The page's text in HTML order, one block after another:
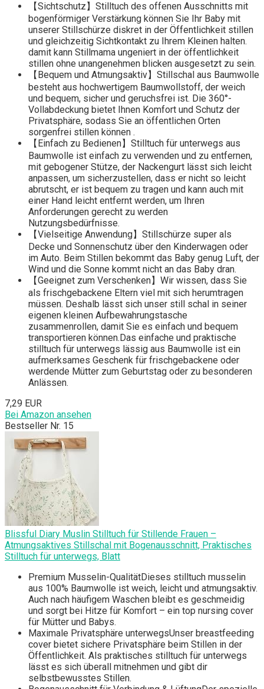
【Sichtschutz】Stilltuch des offenen Ausschnitts mit
bogenförmiger Verstärkung können Sie Ihr Baby mit
unserer Stillschürze diskret in der Öffentlichkeit stillen
und gleichzeitig Sichtkontakt zu Ihrem Kleinen halten.
damit kann Stillmama ungeniert in der öffentlichkeit
stillen ohne unangenehmen blicken ausgesetzt zu sein.
【Bequem und Atmungsaktiv】Stillschal aus Baumwolle
besteht aus hochwertigem Baumwollstoff, der weich
und bequem, sicher und geruchsfrei ist. Die 360°-
Vollabdeckung bietet Ihnen Komfort und Schutz der
Privatsphäre, sodass Sie an öffentlichen Orten
sorgenfrei stillen können .
【Einfach zu Bedienen】Stilltuch für unterwegs aus
Baumwolle ist einfach zu verwenden und zu entfernen,
mit gebogener Stütze, der Nackengurt lässt sich leicht
anpassen, um sicherzustellen, dass er nicht so leicht
abrutscht, er ist bequem zu tragen und kann auch mit
einer Hand leicht entfernt werden, um Ihren
Anforderungen gerecht zu werden
Nutzungsbedürfnisse.
【Vielseitige Anwendung】Stillschürze super als
Decke und Sonnenschutz über den Kinderwagen oder
im Auto. Beim Stillen bekommt das Baby genug Luft, der
Wind und die Sonne kommt nicht an das Baby dran.
【Geeignet zum Verschenken】Wir wissen, dass Sie
als frischgebackene Eltern viel mit sich herumtragen
müssen. Deshalb lässt sich unser still schal in seiner
eigenen kleinen Aufbewahrungstasche
zusammenrollen, damit Sie es einfach und bequem
transportieren können.Das einfache und praktische
stilltuch für unterwegs lässig aus Baumwolle ist ein
aufmerksames Geschenk für frischgebackene oder
werdende Mütter zum Geburtstag oder zu besonderen
Anlässen.
7,29 EUR
Bei Amazon ansehen
Bestseller Nr. 15
Blissful Diary Muslin Stilltuch für Stillende Frauen –
Atmungsaktives Stillschal mit Bogenausschnitt, Praktisches
Stilltuch für unterwegs, Blatt
Premium Musselin-QualitätDieses stilltuch musselin
aus 100% Baumwolle ist weich, leicht und atmungsaktiv.
Auch nach häufigem Waschen bleibt es geschmeidig
und sorgt bei Hitze für Komfort – ein top nursing cover
für Mütter und Babys.
Maximale Privatsphäre unterwegsUnser breastfeeding
cover bietet sichere Privatsphäre beim Stillen in der
Öffentlichkeit. Als praktisches stilltuch für unterwegs
lässt es sich überall mitnehmen und gibt dir
selbstbewusstes Stillen.